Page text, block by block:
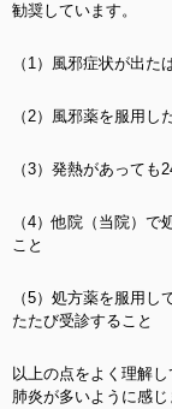
勧奨しています。
（1）風邪症状が出た
（2）風邪薬を服用し
（3）発熱があっても
（4）他院（当院）
こと
（5）処方薬を服用
たたび受診すること
以上の点をよく理解
肺炎が多いように感